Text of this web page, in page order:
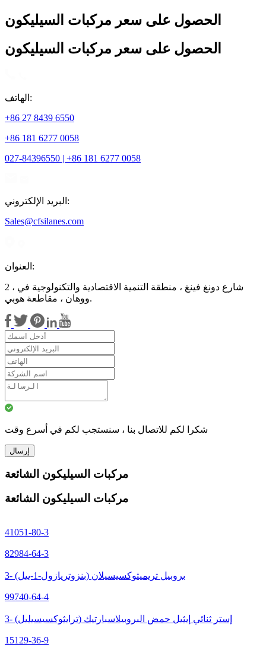
الحصول على سعر مركبات السيليكون
الحصول على سعر مركبات السيليكون
الهاتف:
+86 27 8439 6550
+86 181 6277 0058
027-84396550 | +86 181 6277 0058
البريد الإلكتروني:
Sales@cfsilanes.com
العنوان:
2 ، شارع دونغ فينغ ، منطقة التنمية الاقتصادية والتكنولوجية في
ووهان ، مقاطعة هوبي.
شكرا لكم للاتصال بنا ، سنستجب لكم في أسرع وقت
إرسال
مركبات السيليكون الشائعة
مركبات السيليكون الشائعة
41051-80-3
82984-64-3
3- (بنزوتريازول-1-ييل) بروبيل تريميثوكسيسيلان
99740-64-4
3- (ترايثوكسيسيليل) إستر ثنائي إيثيل حمض البروبيلاسبارتيك
15129-36-9